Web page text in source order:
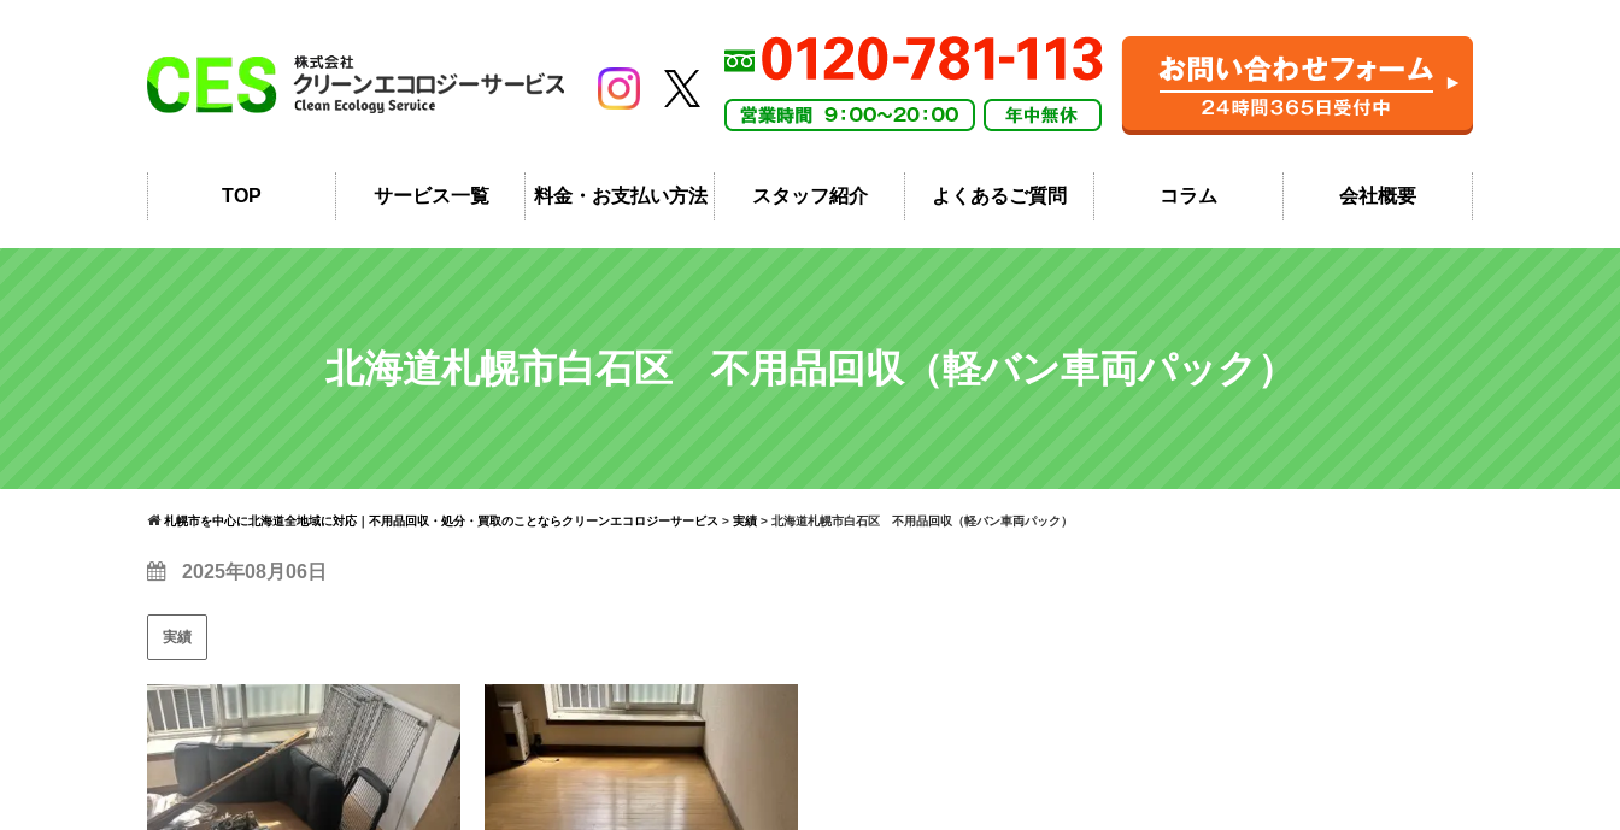
TOP サービス一覧 料金・お支払い方法 スタッフ紹介 よくあるご質問 コラム 会社概要
北海道札幌市白石区 不用品回収（軽バン車両パック）
札幌市を中心に北海道全地域に対応｜不用品回収・処分・買取のことならクリーンエコロジーサービス > 実績 > 北海道札幌市白石区 不用品回収（軽バン車両パック）
2025年08月06日
実績